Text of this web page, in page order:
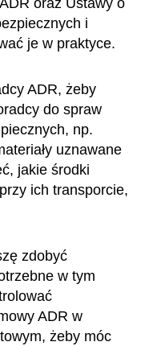
i
je w praktyce.
ADR, żeby
do spraw
np.
uznawane
jakie środki
ich transporcie,
zdobyć
w tym
ADR w
żeby móc